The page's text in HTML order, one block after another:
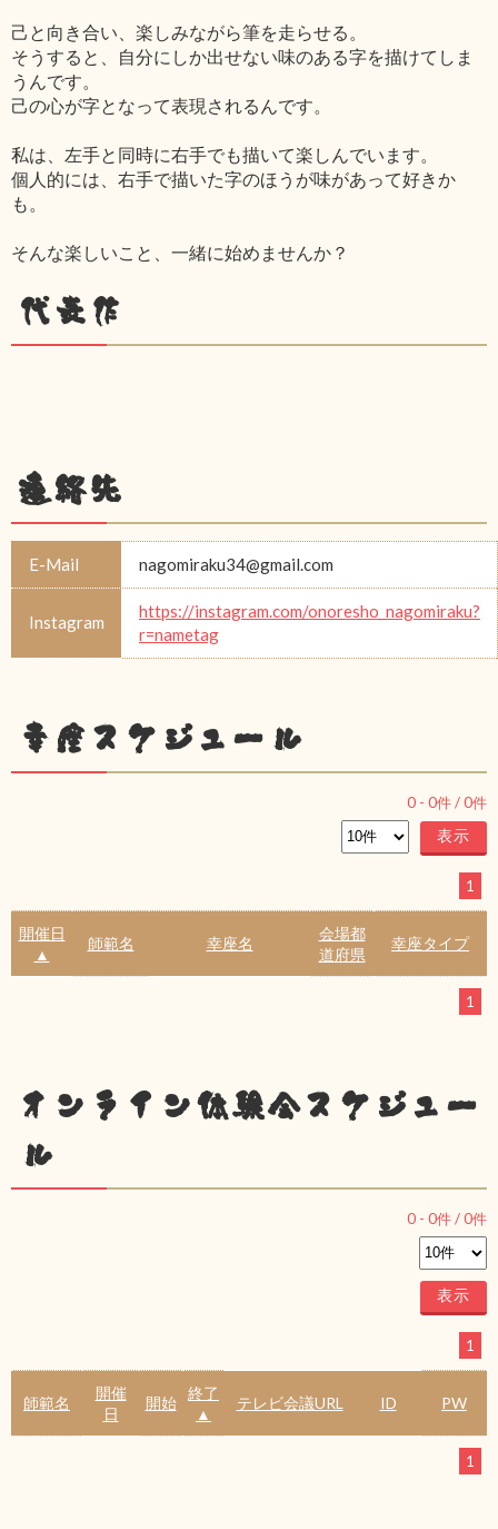
己と向き合い、楽しみながら筆を走らせる。
そうすると、自分にしか出せない味のある字を描けてしま
うんです。
己の心が字となって表現されるんです。
私は、左手と同時に右手でも描いて楽しんでいます。
個人的には、右手で描いた字のほうが味があって好きか
も。
そんな楽しいこと、一緒に始めませんか？
代表作
連絡先
E-Mail nagomiraku34@gmail.com
Instagram
https://instagram.com/onoresho_nagomiraku?
r=nametag
幸座スケジュール
0 - 0件 /0件
1
開催日
▲
師範名 幸座名
会場都
道府県
幸座タイプ
1
オンライン体験会スケジュー
ル
0 - 0件 /0件
1
師範名
開催
日
開始
終了
▲
テレビ会議URL ID PW
1